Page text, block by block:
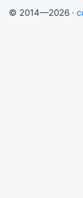
© 2014—2026 ·